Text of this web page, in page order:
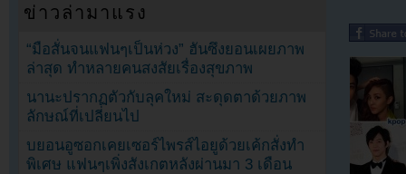
ข่าวล่ามาแรง
“มือสั่นจนแฟนๆเป็นห่วง” ฮันซึงยอนเผยภาพ
ล่าสุด ทำหลายคนสงสัยเรื่องสุขภาพ
นานะปรากฏตัวกับลุคใหม่ สะดุดตาด้วยภาพ
ลักษณ์ที่เปลี่ยนไป
บยอนอูซอกเคยเซอร์ไพรส์ไอยูด้วยเค้กสั่งทำ
พิเศษ แฟนๆเพิ่งสังเกตหลังผ่านมา 3 เดือน